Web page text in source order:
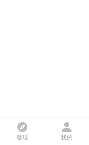
發現 我的